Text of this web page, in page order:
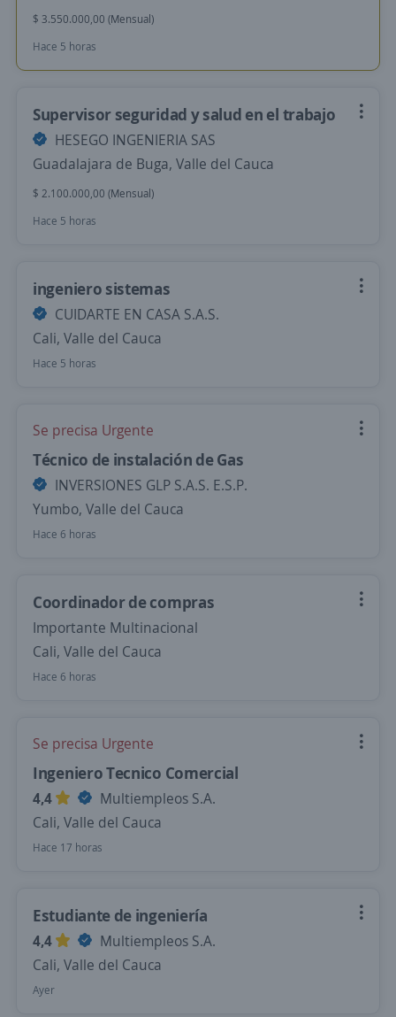
$ 3.550.000,00 (Mensual)
Hace 5 horas
Supervisor seguridad y salud en el trabajo
HESEGO INGENIERIA SAS
Guadalajara de Buga, Valle del Cauca
$ 2.100.000,00 (Mensual)
Hace 5 horas
ingeniero sistemas
CUIDARTE EN CASA S.A.S.
Cali, Valle del Cauca
Hace 5 horas
Se precisa Urgente
Técnico de instalación de Gas
INVERSIONES GLP S.A.S. E.S.P.
Yumbo, Valle del Cauca
Hace 6 horas
Coordinador de compras
Importante Multinacional
Cali, Valle del Cauca
Hace 6 horas
Se precisa Urgente
Ingeniero Tecnico Comercial
4,4
Multiempleos S.A.
Cali, Valle del Cauca
Hace 17 horas
Estudiante de ingeniería
4,4
Multiempleos S.A.
Cali, Valle del Cauca
Ayer